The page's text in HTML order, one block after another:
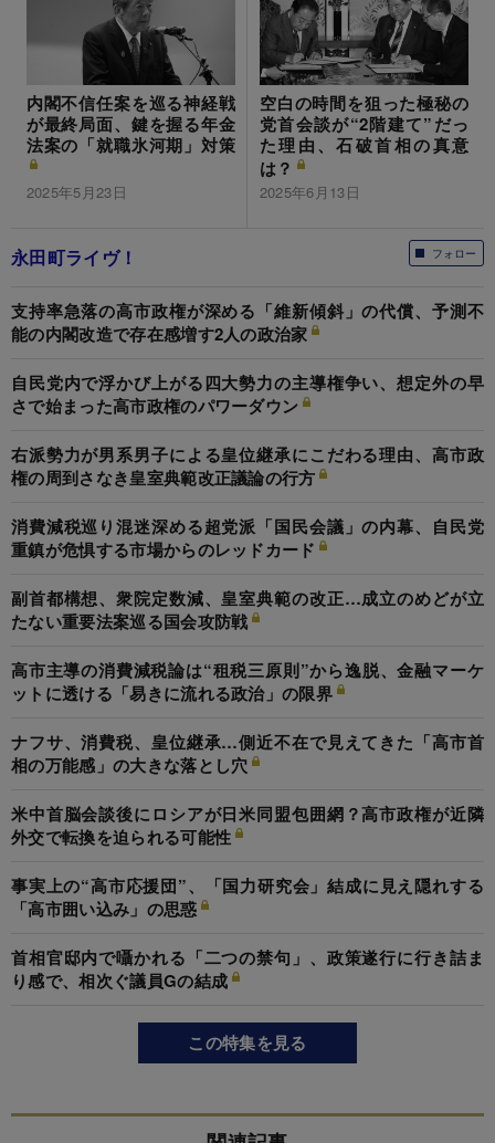
内閣不信任案を巡る神経戦
が最終局面、鍵を握る年金
法案の「就職氷河期」対策
2025年5月23日
空白の時間を狙った極秘の
党首会談が“2階建て”だっ
た理由、石破首相の真意
は？
2025年6月13日
フォロー
永田町ライヴ！
支持率急落の高市政権が深める「維新傾斜」の代償、予測不
能の内閣改造で存在感増す2人の政治家
自民党内で浮かび上がる四大勢力の主導権争い、想定外の早
さで始まった高市政権のパワーダウン
右派勢力が男系男子による皇位継承にこだわる理由、高市政
権の周到さなき皇室典範改正議論の行方
消費減税巡り混迷深める超党派「国民会議」の内幕、自民党
重鎮が危惧する市場からのレッドカード
副首都構想、衆院定数減、皇室典範の改正…成立のめどが立
たない重要法案巡る国会攻防戦
高市主導の消費減税論は“租税三原則”から逸脱、金融マーケ
ットに透ける「易きに流れる政治」の限界
ナフサ、消費税、皇位継承…側近不在で見えてきた「高市首
相の万能感」の大きな落とし穴
米中首脳会談後にロシアが日米同盟包囲網？高市政権が近隣
外交で転換を迫られる可能性
事実上の“高市応援団”、「国力研究会」結成に見え隠れする
「高市囲い込み」の思惑
首相官邸内で囁かれる「二つの禁句」、政策遂行に行き詰ま
り感で、相次ぐ議員Gの結成
この特集を見る